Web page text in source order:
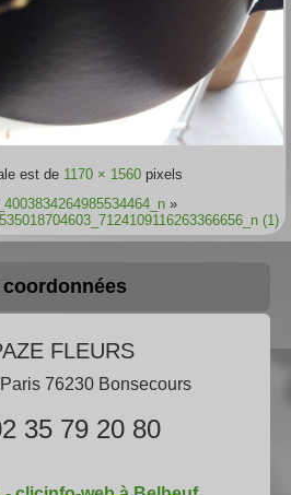
est de 1170 × 1560 pixels
»
(1)
coordonnées
FLEURS
76230 Bonsecours
35 79 20 80